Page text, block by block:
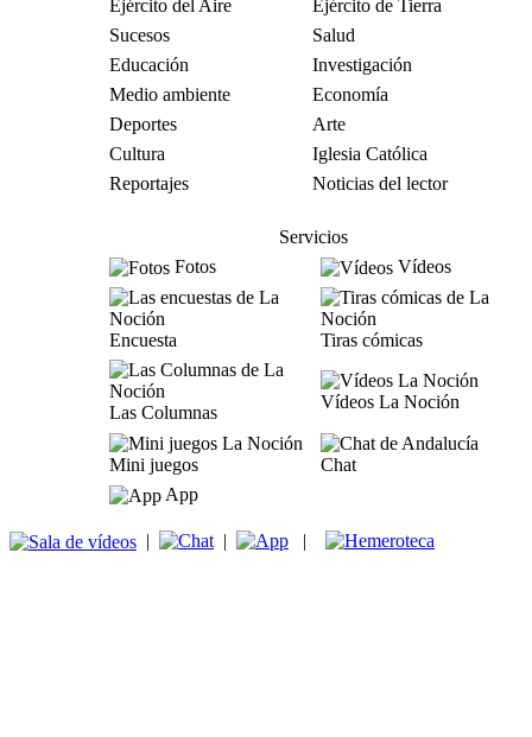
Ejército del Aire
Ejército de Tierra
Sucesos
Salud
Educación
Investigación
Medio ambiente
Economía
Deportes
Arte
Cultura
Iglesia Católica
Reportajes
Noticias del lector
Servicios
Fotos
Vídeos
Encuesta Tiras cómicas
Las Columnas
Vídeos La Noción
Mini juegos
Chat
App
| | |